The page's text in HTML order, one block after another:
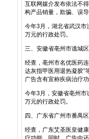
互联网媒介发布依法不
构产品销量，欺骗、误
今年3月，湖北省武汉市
万元的行政处罚。
三、安徽省亳州市谯城
经查，亳州市名优医药
达灰指甲医用退热凝胶”
广告含有宣称疾病治疗
今年3月，安徽省亳州市
万元的行政处罚。
四、广东省广州市番禺
经查，广东艾圣医皇健